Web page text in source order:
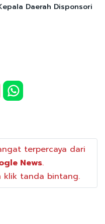
Daerah Disponsori
terpercaya dari
News.
klik tanda bintang.